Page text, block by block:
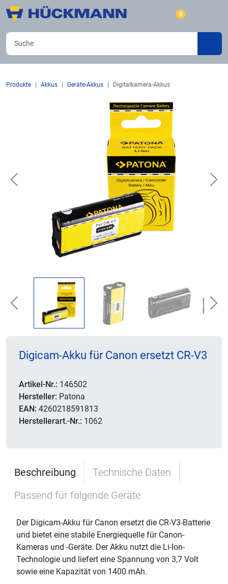
0
Produkte Akkus Geräte-Akkus Digitalkamera-Akkus
Previous
Previous
Digicam-Akku für Canon ersetzt CR-V3
Artikel-Nr.: 146502
Hersteller: Patona
EAN: 4260218591813
Herstellerart.-Nr.: 1062
Beschreibung
Technische Daten
Passend für folgende Geräte
Der Digicam-Akku für Canon ersetzt die CR-V3-Batterie
und bietet eine stabile Energiequelle für Canon-
Kameras und -Geräte. Der Akku nutzt die Li-Ion-
Technologie und liefert eine Spannung von 3,7 Volt
sowie eine Kapazität von 1400 mAh.